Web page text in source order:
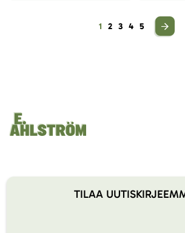
Sivu
You're currently
1 Sivu
2 Sivu
3 Sivu
4 Sivu
5
TILAA